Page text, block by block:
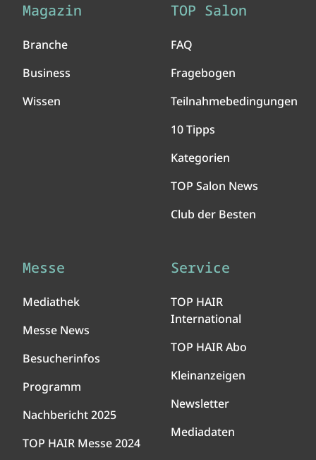
Magazin
Branche
Business
Wissen
TOP Salon
FAQ
Fragebogen
Teilnahmebedingungen
10 Tipps
Kategorien
TOP Salon News
Club der Besten
Messe
Mediathek
Messe News
Besucherinfos
Programm
Nachbericht 2025
TOP HAIR Messe 2024
Service
TOP HAIR
International
TOP HAIR Abo
Kleinanzeigen
Newsletter
Mediadaten